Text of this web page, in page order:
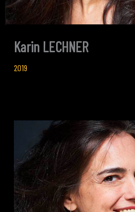
Karin LECHNER
2019